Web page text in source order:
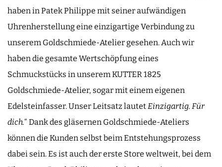
haben in Patek Philippe mit seiner aufwändigen
Uhrenherstellung eine einzigartige Verbindung zu
unserem Goldschmiede-Atelier gesehen. Auch wir
haben die gesamte Wertschöpfung eines
Schmuckstücks in unserem KUTTER 1825
Goldschmiede-Atelier, sogar mit einem eigenen
Edelsteinfasser. Unser Leitsatz lautetEinzigartig. Für
dich.“ Dank des gläsernen Goldschmiede-Ateliers
können die Kunden selbst beim Entstehungsprozess
dabei sein. Es ist auch der erste Store weltweit, bei dem